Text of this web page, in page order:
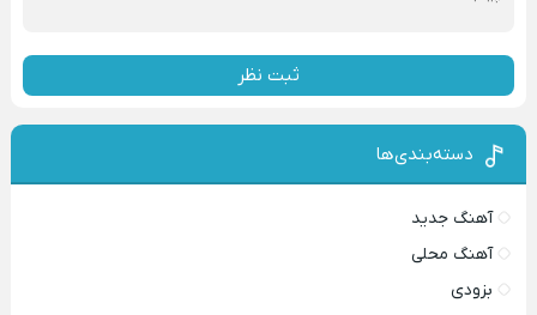
ثبت نظر
دسته‌بندی‌ها
آهنگ جدید
آهنگ محلی
بزودی